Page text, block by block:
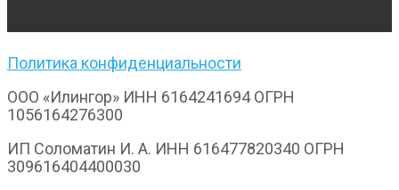
Политика конфиденциальности
ООО «Илингор» ИНН 6164241694 ОГРН
1056164276300
ИП Соломатин И. А. ИНН 616477820340 ОГРН
309616404400030